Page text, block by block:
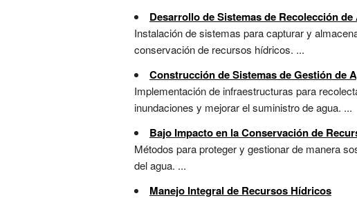
Desarrollo de Sistemas de Recolección
Instalación de sistemas para capturar y
conservación de recursos hídricos. ...
Construcción de Sistemas de Gestión de
Implementación de infraestructuras para
inundaciones y mejorar el suministro de agua. ...
Bajo Impacto en la Conservación de
Métodos para proteger y gestionar de manera
del agua. ...
Manejo Integral de Recursos Hídricos